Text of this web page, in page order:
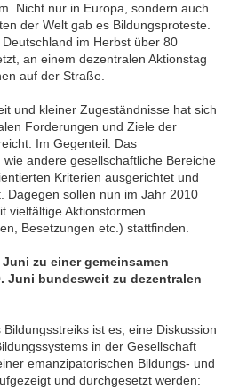
Nicht nur in Europa, sondern auch
der Welt gab es Bildungsproteste.
im Herbst über 80
an einem dezentralen Aktionstag
auf der Straße.
und kleiner Zugeständnisse hat sich
Forderungen und Ziele der
Im Gegenteil: Das
andere gesellschaftliche Bereiche
Kriterien ausgerichtet und
Dagegen sollen nun im Jahr 2010
vielfältige Aktionsformen
Besetzungen etc.) stattfinden.
Juni zu einer gemeinsamen
Juni bundesweit zu dezentralen
ist es, eine Diskussion
in der Gesellschaft
emanzipatorischen Bildungs- und
und durchgesetzt werden: